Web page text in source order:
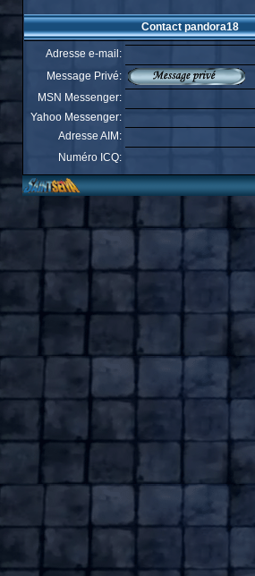
Contact pandora18
Adresse e-mail:
Message Privé:
MSN Messenger:
Yahoo Messenger:
Adresse AIM:
Numéro ICQ: